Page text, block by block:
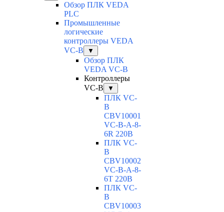
Обзор ПЛК VEDA
PLC
Промышленные
логические
контроллеры VEDA
VC-B
▼
Обзор ПЛК
VEDA VC-B
Контроллеры
VC-B
▼
ПЛК VC-
B
CBV10001
VC-В-A-8-
6R 220В
ПЛК VC-
B
CBV10002
VC-В-A-8-
6T 220В
ПЛК VC-
B
CBV10003